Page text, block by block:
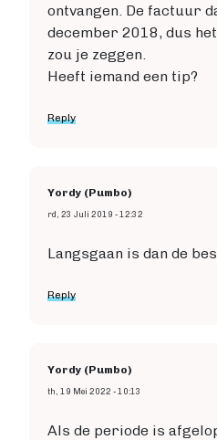
ontvangen. De factuur
december 2018, dus
zou je zeggen.
Heeft iemand een tip?
Reply
Yordy (Pumbo)
rd, 23 Juli 2019 - 12:32
Langsgaan is dan de
Reply
Yordy (Pumbo)
th, 19 Mei 2022 - 10:13
Als de periode is